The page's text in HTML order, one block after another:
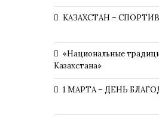
КАЗАХСТАН –
«Национальные
Казахстана»
1 МАРТА – ДЕНЬ